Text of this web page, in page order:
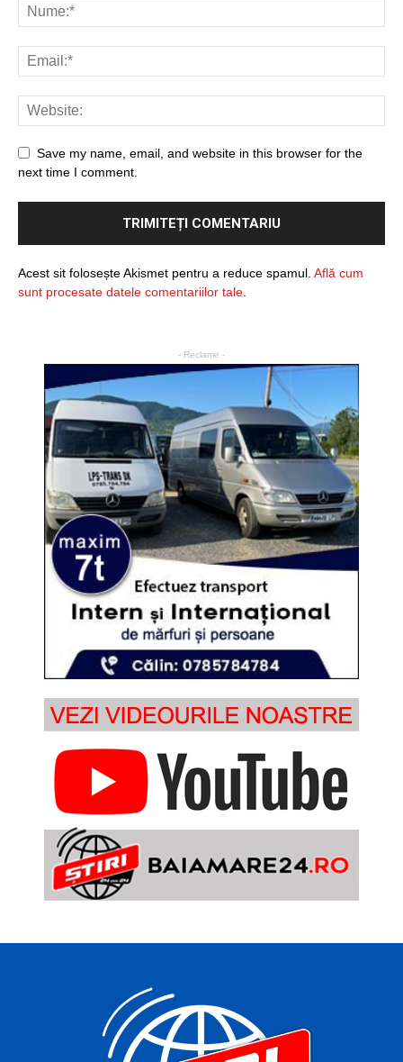
Save my name, email, and website in this browser for the
next time I comment.
Acest sit folosește Akismet pentru a reduce spamul. Află cum
sunt procesate datele comentariilor tale.
- Reclame -